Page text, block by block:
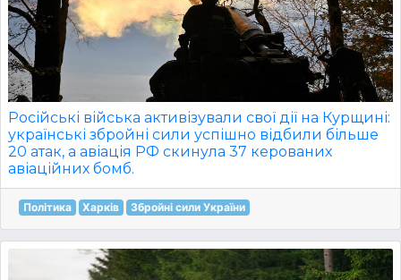
Російські війська активізували свої дії на Курщині:
українські збройні сили успішно відбили більше
20 атак, а авіація РФ скинула 37 керованих
авіаційних бомб.
Політика Харків Збройні сили України